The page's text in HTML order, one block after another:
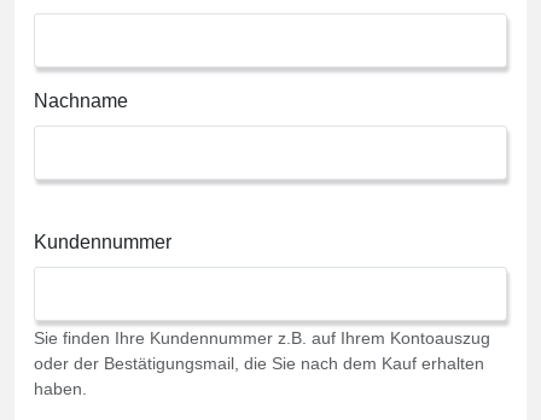
Nachname
Kundennummer
Sie finden Ihre Kundennummer z.B. auf Ihrem Kontoauszug
oder der Bestätigungsmail, die Sie nach dem Kauf erhalten
haben.